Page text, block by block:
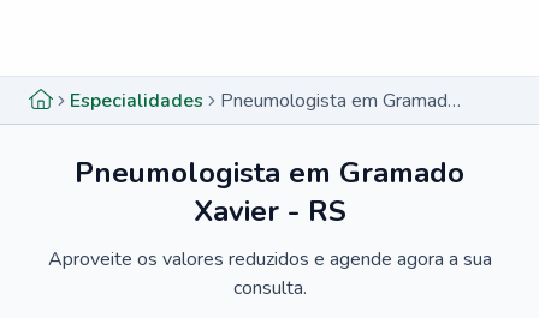
Especialidades Pneumologista em Gramado Xavier - RS
Pneumologista em Gramado
Xavier - RS
Aproveite os valores reduzidos e agende agora a sua
consulta.